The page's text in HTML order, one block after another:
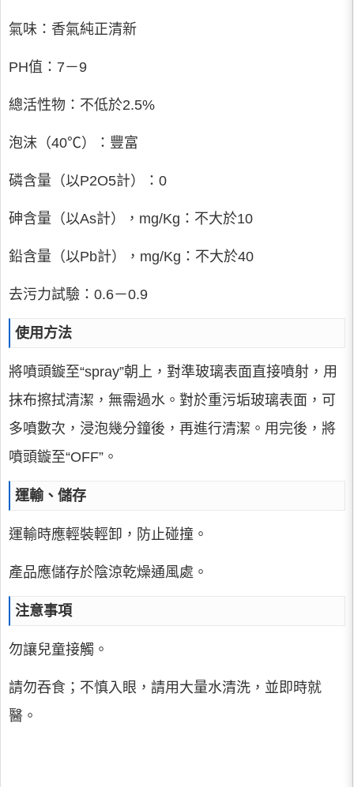
氣味：香氣純正清新
PH值：7－9
總活性物：不低於2.5%
泡沫（40℃）：豐富
磷含量（以P2O5計）：0
砷含量（以As計），mg/Kg：不大於10
鉛含量（以Pb計），mg/Kg：不大於40
去污力試驗：0.6－0.9
使用方法
將噴頭鏇至“spray”朝上，對準玻璃表面直接噴射，用
抹布擦拭清潔，無需過水。對於重污垢玻璃表面，可
多噴數次，浸泡幾分鐘後，再進行清潔。用完後，將
噴頭鏇至“OFF”。
運輸、儲存
運輸時應輕裝輕卸，防止碰撞。
產品應儲存於陰涼乾燥通風處。
注意事項
勿讓兒童接觸。
請勿吞食；不慎入眼，請用大量水清洗，並即時就
醫。